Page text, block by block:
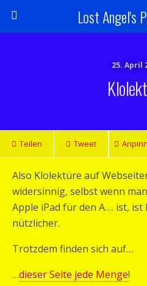
Lost Angel's
25. April
Teilen Tweet
Also Klolektüre auf
widersinnig, selbst wenn
Apple iPad für den A…. ist,
nützlicher.
Trotzdem finden sich auf…
…dieser Seite jede Menge!